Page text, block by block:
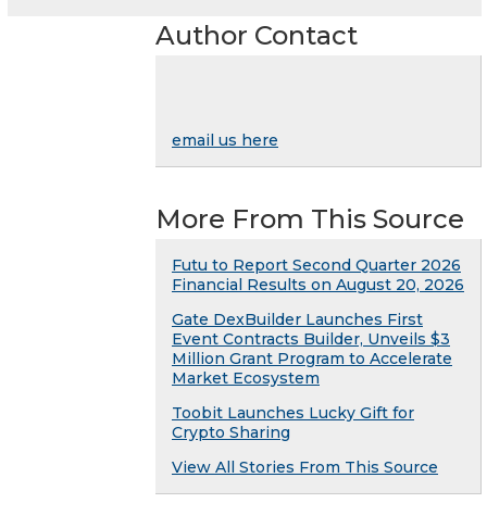
Author Contact
email us here
More From This Source
Futu to Report Second Quarter 2026
Financial Results on August 20, 2026
Gate DexBuilder Launches First
Event Contracts Builder, Unveils $3
Million Grant Program to Accelerate
Market Ecosystem
Toobit Launches Lucky Gift for
Crypto Sharing
View All Stories From This Source